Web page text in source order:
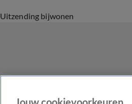
Uitzending bijwonen